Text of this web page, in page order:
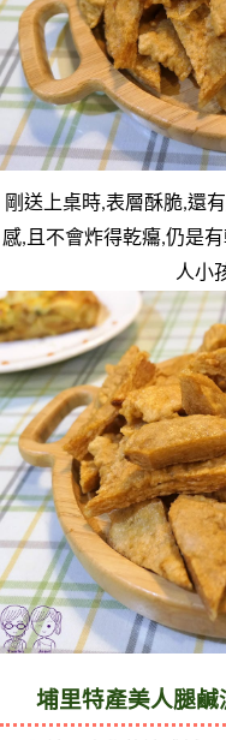
剛送上桌時,表層酥脆,還
感,且不會炸得乾癟,仍是
人小
埔里特產美人腿鹹